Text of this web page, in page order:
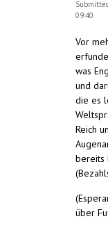
09:40
Vor
was
und
die es
Reich
bereits
über